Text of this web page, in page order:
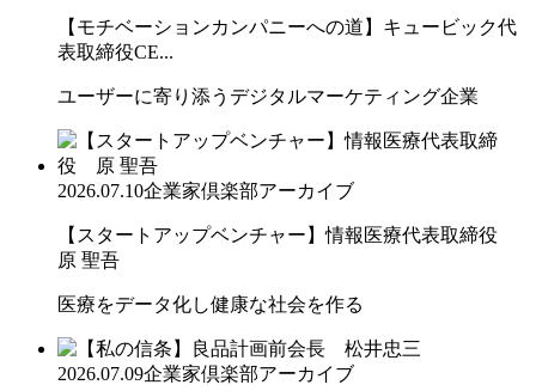
【モチベーションカンパニーへの道】キュービック代
表取締役CE...
ユーザーに寄り添うデジタルマーケティング企業
2026.07.10企業家倶楽部アーカイブ
【スタートアップベンチャー】情報医療代表取締役
原 聖吾
医療をデータ化し健康な社会を作る
2026.07.09企業家倶楽部アーカイブ